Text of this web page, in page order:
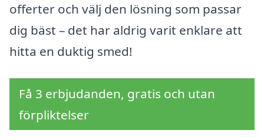
offerter och välj den lösning som passar
dig bäst – det har aldrig varit enklare att
hitta en duktig smed!
Få 3 erbjudanden, gratis och utan
förpliktelser